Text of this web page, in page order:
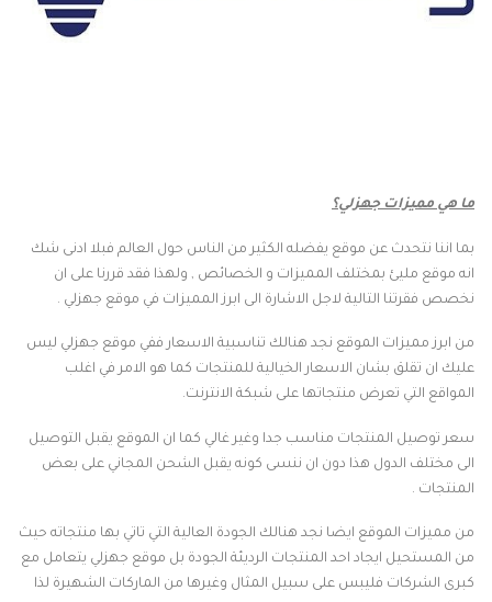
ما هي مميزات جهزلي؟
بما اننا نتحدث عن موقع يفضله الكثير من الناس حول العالم فبلا ادنى شك
انه موقع مليئ بمختلف المميزات و الخصائص , ولهذا فقد قررنا على ان
نخصص فقرتنا التالية لاجل الاشارة الى ابرز المميزات في موقع جهزلي .
من ابرز مميزات الموقع نجد هنالك تناسبية الاسعار ففي موقع جهزلي ليس
عليك ان تقلق بشان الاسعار الخيالية للمنتجات كما هو الامر في اغلب
المواقع التي تعرض منتجاتها على شبكة الانترنت.
سعر توصيل المنتجات مناسب جدا وغير غالي كما ان الموقع يقبل التوصيل
الى مختلف الدول هذا دون ان ننسى كونه يقبل الشحن المجاني على بعض
المنتجات .
من مميزات الموقع ايضا نجد هنالك الجودة العالية التي تاتي بها منتجاته حيث
من المستحيل ايجاد احد المنتجات الرديئة الجودة بل موقع جهزلي يتعامل مع
كبرى الشركات فليبس على سبيل المثال وغيرها من الماركات الشهيرة لذا